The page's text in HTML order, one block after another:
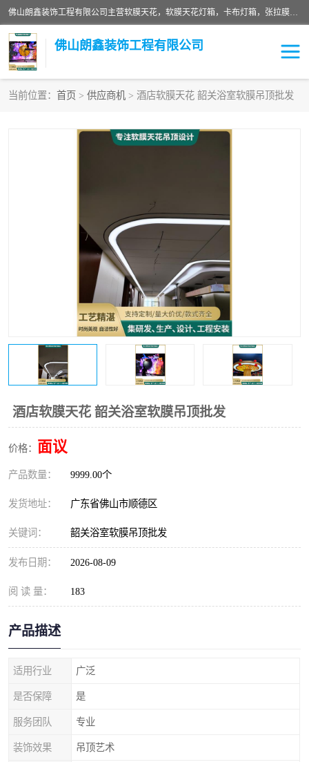
佛山朗鑫装饰工程有限公司主营软膜天花，软膜天花灯箱，卡布灯箱，张拉膜等产品，价格实惠，支持定制；公司专业装饰铺面，家居，会展特装，软膜等工程，技能精良人员，安装快、价格合理，质量保证、热诚与各方有识人士合作，欢迎新老客户来电咨询。
佛山朗鑫装饰工程有限公司
当前位置： 首页 > 供应商机 > 酒店软膜天花 韶关浴室软膜吊顶批发
酒店软膜天花 韶关浴室软膜吊顶批发
价格： 面议
产品数量： 9999.00个
发货地址： 广东省佛山市顺德区
关键词： 韶关浴室软膜吊顶批发
发布日期： 2026-08-09
阅 读 量： 183
产品描述
适用行业 广泛
是否保障 是
服务团队 专业
装饰效果 吊顶艺术